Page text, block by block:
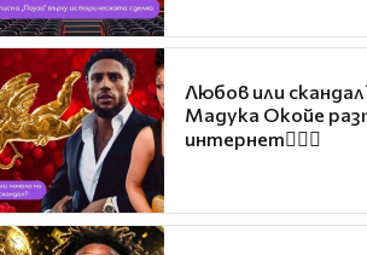
Любов или
Мадука Окойе
интернет❤️‍🔥🔥